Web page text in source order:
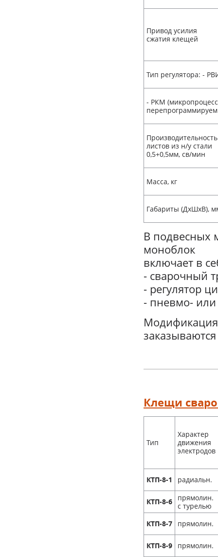
Привод усилия
сжатия клещей
Тип регулятора: -
- РКМ
листов из н/у стали
0,5+0,5мм, св/мин
Масса, кг
Габариты (ДхШхВ),
В
моноблок
включает в
- сварочный
- регулятор
- пневмо-
Модификация
Клещи
Тип
Характер
движения
электродов
КТП-8-1 радиальн.
КТП-8-6
прямолин.
с турелью
КТП-8-7 прямолин.
КТП-8-9 прямолин.